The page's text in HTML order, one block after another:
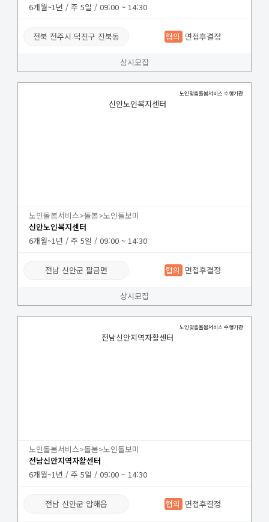
6개월~1년 / 주 5일 / 09:00 ~ 14:30
전북 전주시 덕진구 진북동 협의 면접후결정
상시모집
노인맞춤돌봄서비스 수행기관
신안노인복지센터
노인돌봄서비스>돌봄>노인돌보미
신안노인복지센터
6개월~1년 / 주 5일 / 09:00 ~ 14:30
전남 신안군 팔금면 협의 면접후결정
상시모집
노인맞춤돌봄서비스 수행기관
전남신안지역자활센터
노인돌봄서비스>돌봄>노인돌보미
전남신안지역자활센터
6개월~1년 / 주 5일 / 09:00 ~ 14:30
전남 신안군 압해읍 협의 면접후결정